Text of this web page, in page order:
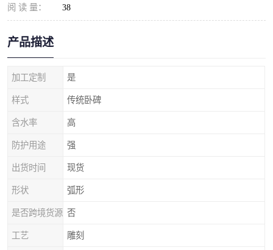
阅 读 量： 38
产品描述
加工定制 是
样式 传统卧碑
含水率 高
防护用途 强
出货时间 现货
形状 弧形
是否跨境货源 否
工艺 雕刻